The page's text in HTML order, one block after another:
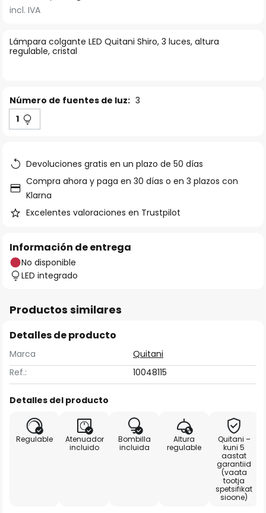
de
galería
de
Lámpara colgante LED Quitani Shiro, 3 luces, altura
regulable, cristal
incl. IVA
Número de fuentes de luz: 3
1
Devoluciones gratis en un plazo de 50 días
Compra ahora y paga en 30 días o en 3 plazos con
Klarna
Excelentes valoraciones en Trustpilot
Información de entrega
No disponible
LED integrado
Productos similares
Detalles de producto
Marca
Quitani
Ref.:
10048115
Detalles del producto
Regulable
Atenuador
incluido
Bombilla
incluida
Altura
regulable
Quitani –
kuni 5
aastat
garantiid
(vaata
tootja
spetsifikat
sioone)